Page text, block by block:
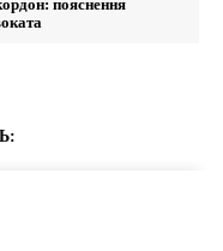
пояснення